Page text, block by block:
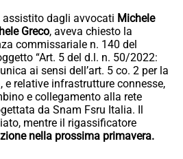
assistito dagli avvocati Michele
Greco, aveva chiesto la
commissariale n. 140 del
“Art. 5 del d.l. n. 50/2022:
ai sensi dell’art. 5 co. 2 per la
e relative infrastrutture connesse,
e collegamento alla rete
da Snam Fsru Italia. Il
mentre il rigassificatore
nella prossima primavera.